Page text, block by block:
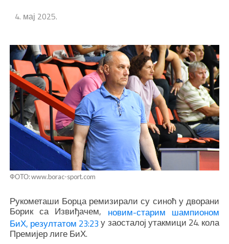
4. мај 2025.
ФОТО: www.borac-sport.com
Рукометаши Борца ремизирали су синоћ у дворани
Борик са Извиђачем, новим-старим шампионом
БиХ, резултатом 23:23у заосталој утакмици 24. кола
Премијер лиге БиХ.